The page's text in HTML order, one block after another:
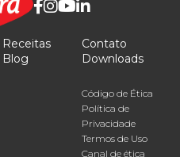
Receitas
Blog
Contato
Downloads
Código de Ética
Política de
Privacidade
Termos de Uso
Canal de ética